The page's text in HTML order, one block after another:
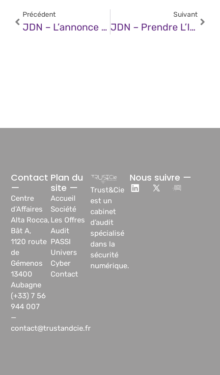
Précédent
JDN – L’annonce De Trump De 500 Milliards D’investissement En IA : Un Tournant Majeur Pour L’économie Et La Technologie Américaine
Suivant
JDN – Prendre L’IA Sous L’angle Des Petits Modèles
Trust&Cie
est un
cabinet
d’audit
spécialisé
dans la
sécurité
numérique.
Plan du
site —
Accueil
Société
Les Offres
Audit
PASSI
Univers
Cyber
Contact
Contact
—
Centre
d’Affaires
Alta Rocca,
Bât A,
1120 route
de
Gémenos
13400
Aubagne
(+33) 7 56
944 007
—
contact@trustandcie.fr
Nous suivre —